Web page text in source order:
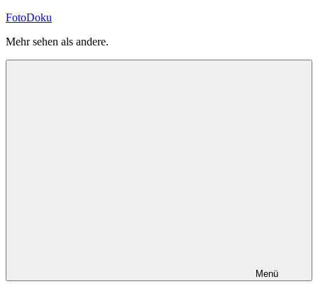
Zum
springen
FotoDoku
Mehr sehen als andere.
Menü